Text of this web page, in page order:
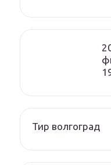
Тир волгоград